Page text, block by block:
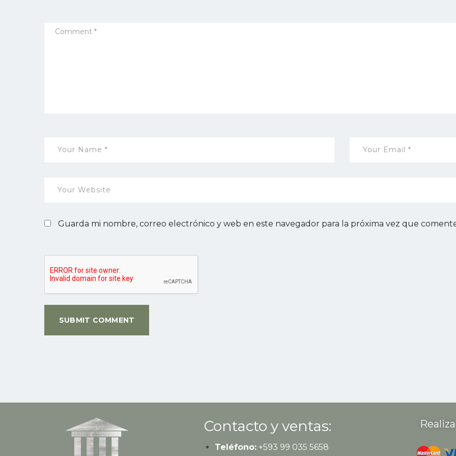
Guarda mi nombre, correo electrónico y web en este navegador para la próxima vez que
Contacto y ventas:
Teléfono:+593 99 035 5658